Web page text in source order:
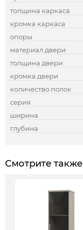
толщина каркаса
кромка каркаса
опоры
материал двери
толщина двери
кромка двери
количество полок
серия
ширина
глубина
Смотрите также